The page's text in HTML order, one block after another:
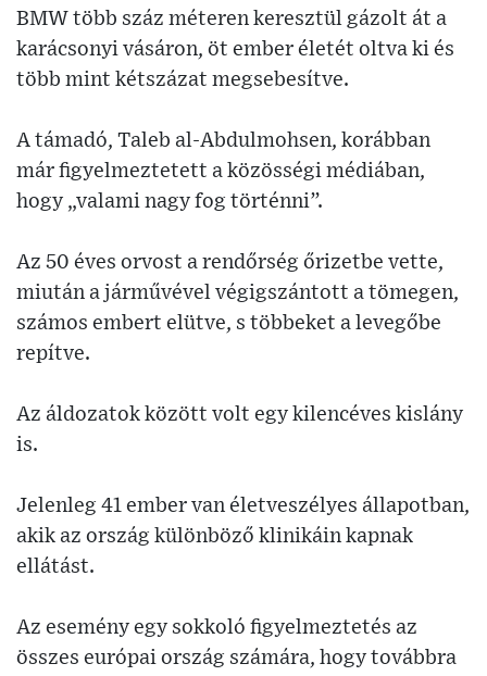
BMW több száz méteren keresztül gázolt át a
karácsonyi vásáron, öt ember életét oltva ki és
több mint kétszázat megsebesítve.
A támadó, Taleb al-Abdulmohsen, korábban
már figyelmeztetett a közösségi médiában,
hogy „valami nagy fog történni”.
Az 50 éves orvost a rendőrség őrizetbe vette,
miután a járművével végigszántott a tömegen,
számos embert elütve, s többeket a levegőbe
repítve.
Az áldozatok között volt egy kilencéves kislány
is.
Jelenleg 41 ember van életveszélyes állapotban,
akik az ország különböző klinikáin kapnak
ellátást.
Az esemény egy sokkoló figyelmeztetés az
összes európai ország számára, hogy továbbra